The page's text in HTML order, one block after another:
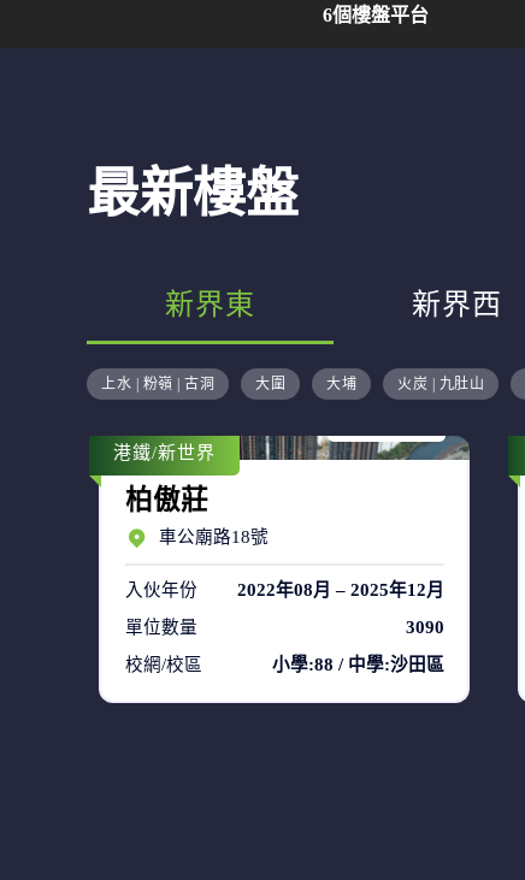
6個樓盤平台
最新樓盤
新界東 新界西
上水 | 粉嶺 | 古洞 大圍 大埔 火炭 | 九肚山
售盤 44
港鐵/新世界
柏傲莊
車公廟路18號
入伙年份
2022年08月 – 2025年12月
單位數量
3090
校網/校區
小學:88 / 中學:沙田區